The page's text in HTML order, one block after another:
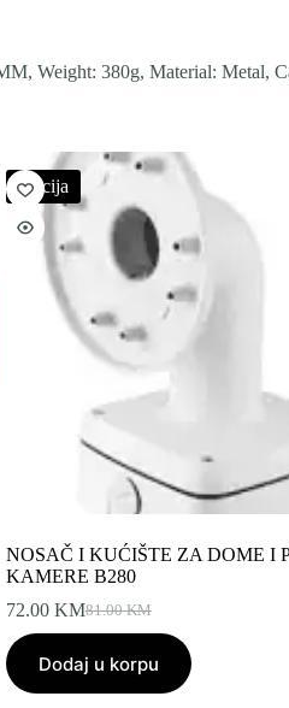
Weight: 380g, Material:
Akcija
NOSAČ I KUĆIŠTE ZA DOME I
KAMERE B280
81.00KM
Original
was:
72.00 KMCurrent
is:
Dodaj u korpu